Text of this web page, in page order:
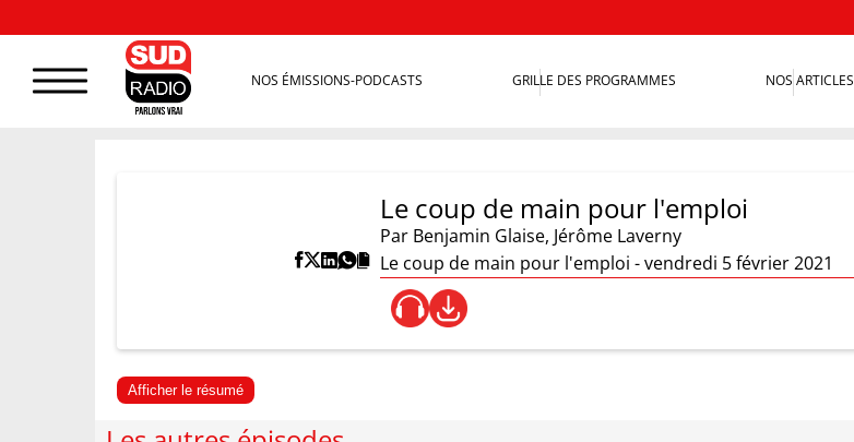
NOS ÉMISSIONS-PODCASTS GRILLE DES PROGRAMMES NOS ARTICLES
Le coup de main pour l'emploi
Par Benjamin Glaise, Jérôme Laverny
Le coup de main pour l'emploi - vendredi 5 février 2021
Afficher le résumé